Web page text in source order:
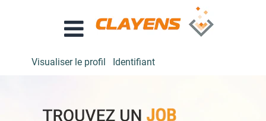
Visualiser le profil Identifiant